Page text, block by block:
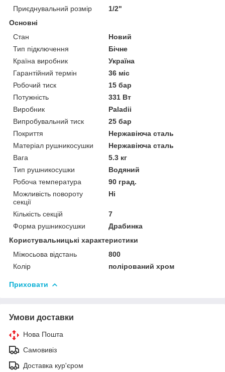
Приєднувальний розмір
1/2"
Основні
Стан
Новий
Тип підключення
Бічне
Країна виробник
Україна
Гарантійний термін
36 міс
Робочий тиск
15 бар
Потужність
331 Вт
Виробник
Paladii
Випробувальний тиск
25 бар
Покриття
Нержавіюча сталь
Матеріал рушникосушки
Нержавіюча сталь
Вага
5.3 кг
Тип рушникосушки
Водяний
Робоча температура
90 град.
Можливість повороту
секції
Ні
Кількість секцій
7
Форма рушникосушки
Драбинка
Користувальницькі характеристики
Міжосьова відстань
800
Колір
полірований хром
Приховати
Умови доставки
Нова Пошта
Самовивіз
Доставка кур'єром